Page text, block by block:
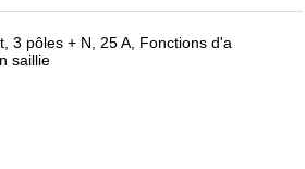
3 pôles + N, 25 A, Fonctions d'a
saillie